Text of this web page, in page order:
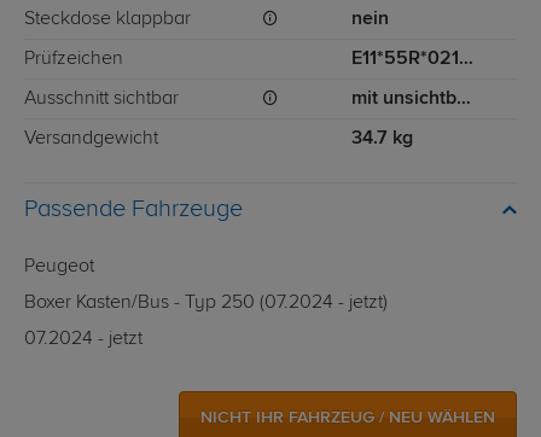
Steckdose klappbar nein
Prüfzeichen E11*55R*0213039
Ausschnitt sichtbar mit unsichtbarem Ausschnitt für Stoßstange
Versandgewicht 34.7 kg
Passende Fahrzeuge
Peugeot
Boxer Kasten/Bus - Typ 250 (07.2024 - jetzt)
07.2024 - jetzt
NICHT IHR FAHRZEUG / NEU WÄHLEN